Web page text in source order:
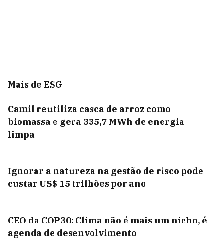
Mais de ESG
Camil reutiliza casca de arroz como
biomassa e gera 335,7 MWh de energia
limpa
Ignorar a natureza na gestão de risco pode
custar US$ 15 trilhões por ano
CEO da COP30: Clima não é mais um nicho, é
agenda de desenvolvimento